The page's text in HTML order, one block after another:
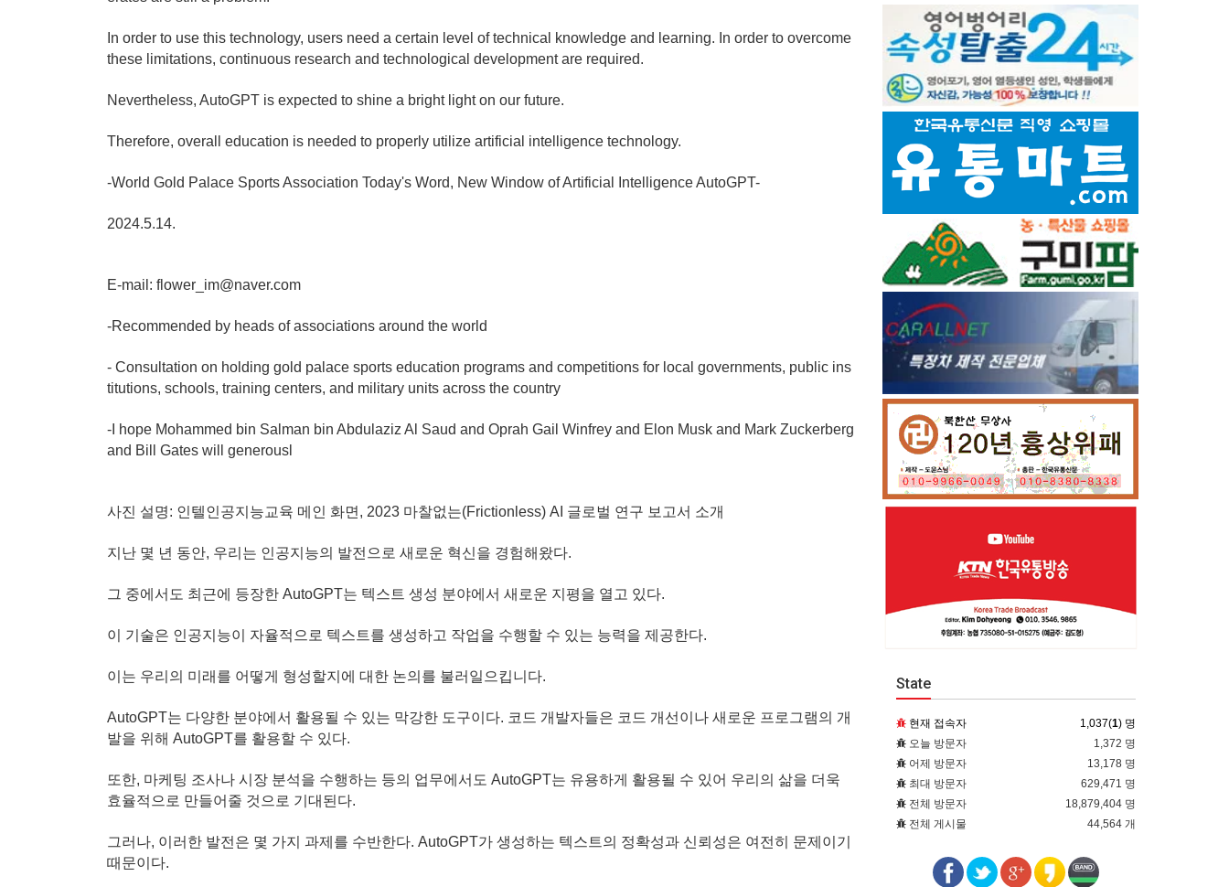
In order to use this technology, users need a certain level of technical knowledge and learning. In order to overcome
these limitations, continuous research and technological development are required.
Nevertheless, AutoGPT is expected to shine a bright light on our future.
Therefore, overall education is needed to properly utilize artificial intelligence technology.
-World Gold Palace Sports Association Today's Word, New Window of Artificial Intelligence AutoGPT-
2024.5.14.
E-mail: flower_im@naver.com
-Recommended by heads of associations around the world
- Consultation on holding gold palace sports education programs and competitions for local governments, public ins
titutions, schools, training centers, and military units across the country
-I hope Mohammed bin Salman bin Abdulaziz Al Saud and Oprah Gail Winfrey and Elon Musk and Mark Zuckerberg
and Bill Gates will generousl
사진 설명: 인텔인공지능교육 메인 화면, 2023 마찰없는(Frictionless) AI 글로벌 연구 보고서 소개
지난 몇 년 동안, 우리는 인공지능의 발전으로 새로운 혁신을 경험해왔다.
그 중에서도 최근에 등장한 AutoGPT는 텍스트 생성 분야에서 새로운 지평을 열고 있다.
이 기술은 인공지능이 자율적으로 텍스트를 생성하고 작업을 수행할 수 있는 능력을 제공한다.
이는 우리의 미래를 어떻게 형성할지에 대한 논의를 불러일으킵니다.
AutoGPT는 다양한 분야에서 활용될 수 있는 막강한 도구이다. 코드 개발자들은 코드 개선이나 새로운 프로그램의 개
발을 위해 AutoGPT를 활용할 수 있다.
또한, 마케팅 조사나 시장 분석을 수행하는 등의 업무에서도 AutoGPT는 유용하게 활용될 수 있어 우리의 삶을 더욱
효율적으로 만들어줄 것으로 기대된다.
그러나, 이러한 발전은 몇 가지 과제를 수반한다. AutoGPT가 생성하는 텍스트의 정확성과 신뢰성은 여전히 문제이기
때문이다.
State
현재 접속자 1,037(1) 명
오늘 방문자
1,372 명
어제 방문자
13,178 명
최대 방문자
629,471 명
전체 방문자
18,879,404 명
전체 게시물
44,564 개